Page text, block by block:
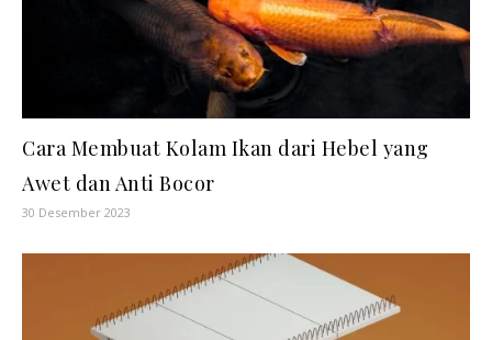
Cara Membuat Kolam Ikan dari Hebel yang
Awet dan Anti Bocor
30 Desember 2023